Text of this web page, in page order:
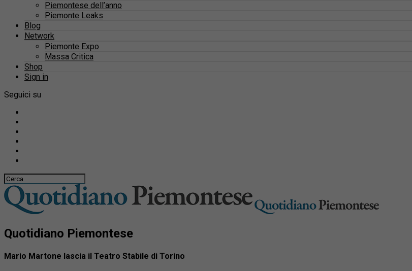
Piemontese dell’anno
Piemonte Leaks
Blog
Network
Piemonte Expo
Massa Critica
Shop
Sign in
Seguici su
Quotidiano Piemontese
Mario Martone lascia il Teatro Stabile di Torino